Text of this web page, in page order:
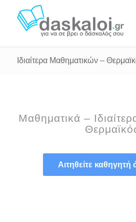
Ιδιαίτερα Μαθηματικών –
Μαθηματικά –
Αιτηθείτε